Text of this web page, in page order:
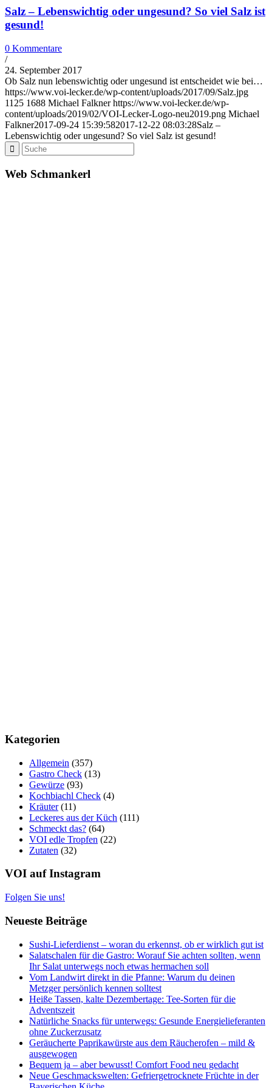
Salz – Lebenswichtig oder ungesund? So viel Salz ist
gesund!
0 Kommentare
/
24. September 2017
Ob Salz nun lebenswichtig oder ungesund ist entscheidet wie bei…
https://www.voi-lecker.de/wp-content/uploads/2017/09/Salz.jpg
1125 1688 Michael Falkner https://www.voi-lecker.de/wp-
content/uploads/2019/02/VOI-Lecker-Logo-neu2019.png Michael
Falkner2017-09-24 15:39:582017-12-22 08:03:28Salz –
Lebenswichtig oder ungesund? So viel Salz ist gesund!
Web Schmankerl
Kategorien
Allgemein (357)
Gastro Check (13)
Gewürze (93)
Kochbiachl Check (4)
Kräuter(11)
Leckeres aus der Küch (111)
Schmeckt das? (64)
VOI edle Tropfen (22)
Zutaten (32)
VOI auf Instagram
Folgen Sie uns!
Neueste Beiträge
Sushi-Lieferdienst – woran du erkennst, ob er wirklich gut ist
Salatschalen für die Gastro: Worauf Sie achten sollten, wenn
Ihr Salat unterwegs noch etwas hermachen soll
Vom Landwirt direkt in die Pfanne: Warum du deinen
Metzger persönlich kennen solltest
Heiße Tassen, kalte Dezembertage: Tee-Sorten für die
Adventszeit
Natürliche Snacks für unterwegs: Gesunde Energielieferanten
ohne Zuckerzusatz
Geräucherte Paprikawürste aus dem Räucherofen – mild &
ausgewogen
Bequem ja – aber bewusst! Comfort Food neu gedacht
Neue Geschmackswelten: Gefriergetrocknete Früchte in der